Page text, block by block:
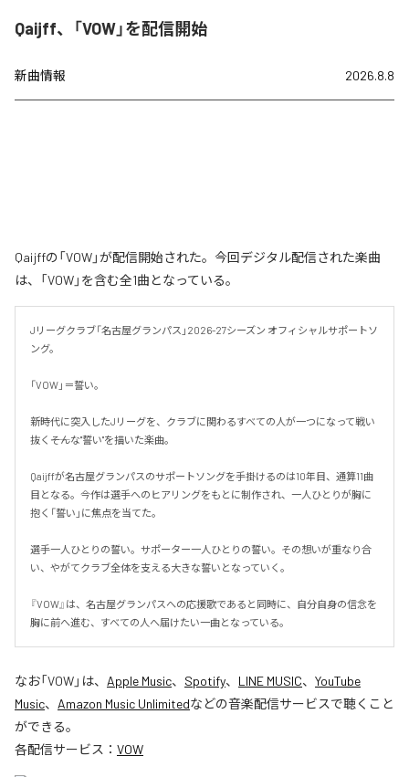
Qaijff、「VOW」を配信開始
新曲情報 2026.8.8
Qaijffの「VOW」が配信開始された。今回デジタル配信された楽曲
は、「VOW」を含む全1曲となっている。
Jリーグクラブ「名古屋グランパス」2026-27シーズン オフィシャルサポートソ
ング。
「VOW」＝誓い。
新時代に突入したJリーグを、クラブに関わるすべての人が一つになって戦い
抜く――そんな"誓い"を描いた楽曲。
Qaijffが名古屋グランパスのサポートソングを手掛けるのは10年目、通算11曲
目となる。今作は選手へのヒアリングをもとに制作され、一人ひとりが胸に
抱く「誓い」に焦点を当てた。
選手一人ひとりの誓い。サポーター一人ひとりの誓い。その想いが重なり合
い、やがてクラブ全体を支える大きな誓いとなっていく。
『VOW』は、名古屋グランパスへの応援歌であると同時に、自分自身の信念を
胸に前へ進む、すべての人へ届けたい一曲となっている。
なお「VOW」は、 Apple Music、 Spotify、 LINE MUSIC、 YouTube
Music、 Amazon Music Unlimitedなどの音楽配信サービスで聴くこと
ができる。
各配信サービス： VOW